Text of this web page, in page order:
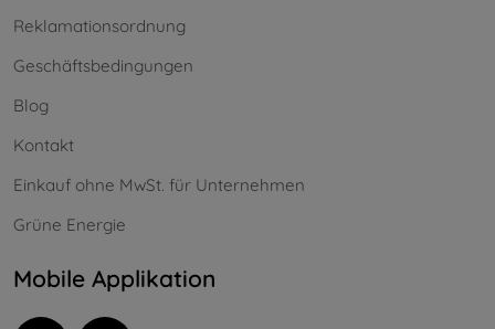
Reklamationsordnung
Geschäftsbedingungen
Blog
Kontakt
Einkauf ohne MwSt. für Unternehmen
Grüne Energie
Mobile Applikation